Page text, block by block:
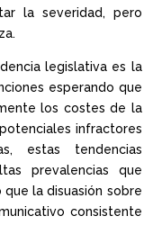
la severidad, pero
legislativa es la
esperando que
los costes de la
infractores
estas tendencias
prevalencias que
la disuasión sobre
consistente